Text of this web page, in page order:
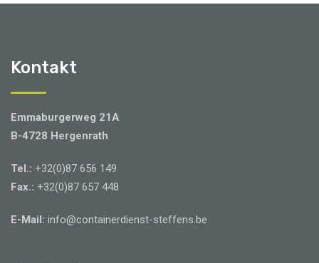
Kontakt
Emmaburgerweg 21A
B-4728 Hergenrath
Tel.: +32(0)87 656 149
Fax.: +32(0)87 657 448
E-Mail: info@containerdienst-steffens.be